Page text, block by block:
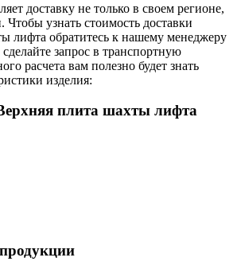
доставку не только в своем регионе,
Чтобы узнать стоимость доставки
лифта обратитесь к нашему менеджеру
запрос в транспортную
расчета вам полезно будет знать
изделия:
плита шахты лифта